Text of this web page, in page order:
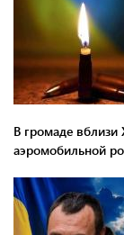
В громаде
аэромобильной